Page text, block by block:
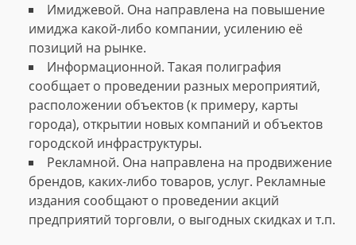
Имиджевой. Она направлена на повышение
имиджа какой-либо компании, усилению её
позиций на рынке.
Информационной. Такая полиграфия
сообщает о проведении разных мероприятий,
расположении объектов (к примеру, карты
города), открытии новых компаний и объектов
городской инфраструктуры.
Рекламной. Она направлена на продвижение
брендов, каких-либо товаров, услуг. Рекламные
издания сообщают о проведении акций
предприятий торговли, о выгодных скидках и т.п.